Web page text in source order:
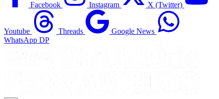
Facebook Instagram X (Twitter)
Youtube Threads
Google News
WhatsApp DP